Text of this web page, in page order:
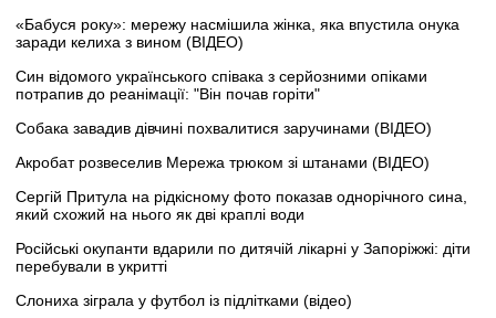
«Бабуся року»: мережу насмішила жінка, яка впустила онука
заради келиха з вином (ВІДЕО)
Син відомого українського співака з серйозними опіками
потрапив до реанімації: "Він почав горіти"
Собака завадив дівчині похвалитися заручинами (ВІДЕО)
Акробат розвеселив Мережа трюком зі штанами (ВІДЕО)
Сергій Притула на рідкісному фото показав однорічного сина,
який схожий на нього як дві краплі води
Російські окупанти вдарили по дитячій лікарні у Запоріжжі: діти
перебували в укритті
Слониха зіграла у футбол із підлітками (відео)